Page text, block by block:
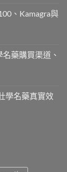
、Kamagra與
藥購買渠道、
學名藥真實效